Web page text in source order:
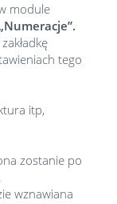
module
zakładkę
tego
itp,
zostanie po
wznawiana